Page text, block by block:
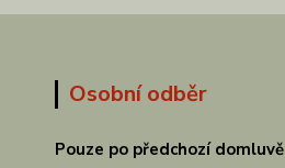
Osobní odběr
Pouze po předchozí domluvě